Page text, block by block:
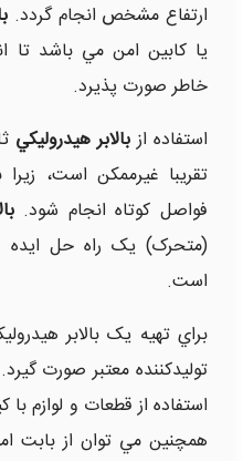
ارتفاع مشخص انجام گردد.
يا کابين امن مي باشد تا
خاطر صورت پذيرد.
استفاده ازبالابر هيدروليکي
تقريبا غيرممکن است، زيرا
فواصل کوتاه انجام شود.
(متحرک) يک راه حل ايده
است.
براي تهيه يک بالابر
توليدکننده معتبر صورت
استفاده از قطعات و لوازم
همچنين مي توان از بابت